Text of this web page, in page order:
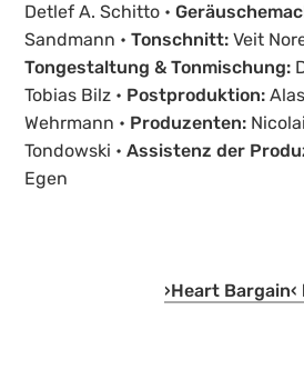
Detlef A. Schitto •
Sandmann •Tonschnitt: Veit
Tongestaltung & Tonmischung:
Tobias Bilz • Postproduktion:
Wehrmann • Produzenten:
Tondowski •Assistenz der
Egen
›Heart